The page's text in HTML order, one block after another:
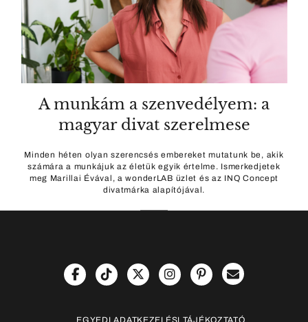
A munkám a szenvedélyem: a
magyar divat szerelmese
Minden héten olyan szerencsés embereket mutatunk be, akik
számára a munkájuk az életük egyik értelme. Ismerkedjetek
meg Marillai Évával, a wonderLAB üzlet és az INQ Concept
divatmárka alapítójával.
EGYEDI ADATKEZELÉSI TÁJÉKOZTATÓ